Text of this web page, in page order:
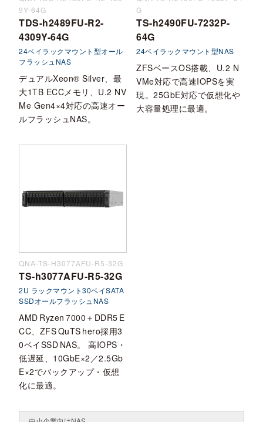
9Y-64G
TDS-h2489FU-R2-
4309Y-64G
24ベイラックマウント型オール
フラッシュNAS
デュアルXeon® Silver、最
大1TB ECCメモリ、U.2 NV
Me Gen4×4対応の高速オー
ルフラッシュNAS。
G
TS-h2490FU-7232P-
64G
24ベイラックマウント型NAS
ZFSベースOS搭載、U.2 N
VMe対応で高速IOPSを実
現。25GbE対応で仮想化や
大容量処理に最適。
QNA-TS-H3077AFU-R5-32G
TS-h3077AFU-R5-32G
2U ラックマウント30ベイSATA
SSDオールフラッシュNAS
AMD Ryzen 7000＋DDR5 E
CC、ZFS QuTS hero採用3
0ベイSSD NAS。 高IOPS・
低遅延、10GbE×2／2.5Gb
E×2でバックアップ・仮想
化に最適。